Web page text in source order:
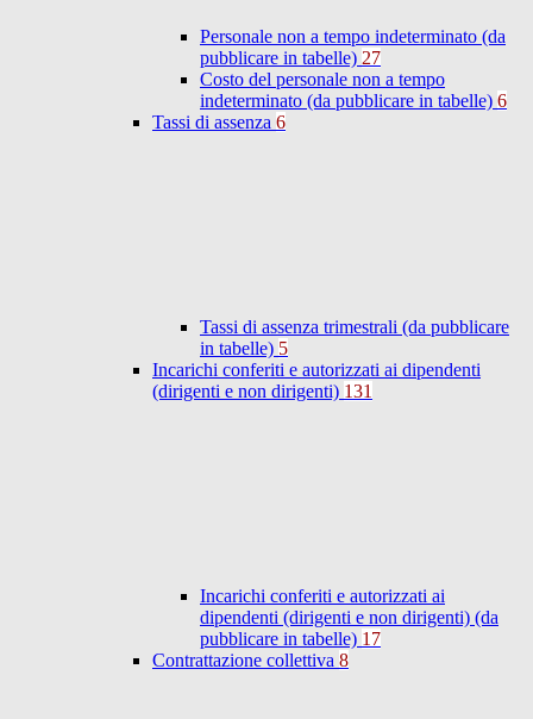
Personale non a tempo indeterminato (da
pubblicare in tabelle) 27
Costo del personale non a tempo
indeterminato (da pubblicare in tabelle) 6
Tassi di assenza 6
Tassi di assenza trimestrali (da pubblicare
in tabelle) 5
Incarichi conferiti e autorizzati ai dipendenti
(dirigenti e non dirigenti) 131
Incarichi conferiti e autorizzati ai
dipendenti (dirigenti e non dirigenti) (da
pubblicare in tabelle) 17
Contrattazione collettiva 8